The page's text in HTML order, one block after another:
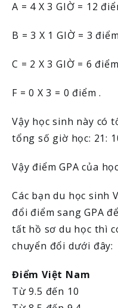
A = 4 X 3 GIỜ = 12
B = 3 X 1 GIỜ = 3
C = 2 X 3 GIỜ = 6
F = 0 X 3 = 0 điểm .
Vậy học sinh này có
tổng số giờ học: 21:
Vậy điểm GPA của
Các bạn du học sinh
đổi điểm sang GPA
tất hồ sơ du học thì
chuyển đổi dưới đây:
Điểm Việt Nam
Từ 9.5 đến 10